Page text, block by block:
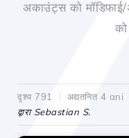
अकाउंट्स को
दृश्य 791 अद्यतनित 4 ani
द्वारा Sebastian S.